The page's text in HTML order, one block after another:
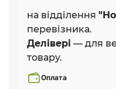
на відділення
перевізника.
Делівері — для
товару.
Оплата